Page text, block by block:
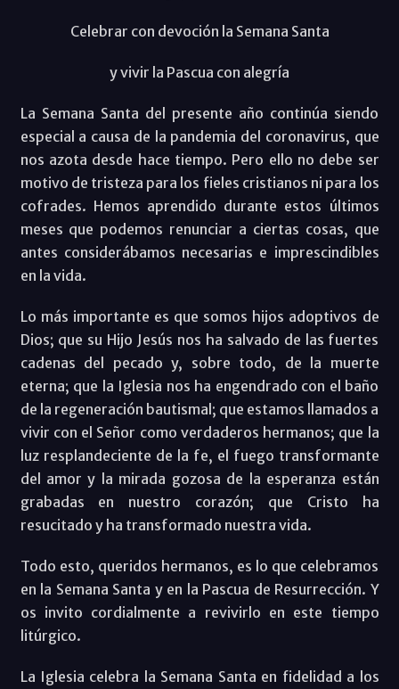
Celebrar con devoción la Semana Santa
y vivir la Pascua con alegría
La Semana Santa del presente año continúa siendo
especial a causa de la pandemia del coronavirus, que
nos azota desde hace tiempo. Pero ello no debe ser
motivo de tristeza para los fieles cristianos ni para los
cofrades. Hemos aprendido durante estos últimos
meses que podemos renunciar a ciertas cosas, que
antes considerábamos necesarias e imprescindibles
en la vida.
Lo más importante es que somos hijos adoptivos de
Dios; que su Hijo Jesús nos ha salvado de las fuertes
cadenas del pecado y, sobre todo, de la muerte
eterna; que la Iglesia nos ha engendrado con el baño
de la regeneración bautismal; que estamos llamados a
vivir con el Señor como verdaderos hermanos; que la
luz resplandeciente de la fe, el fuego transformante
del amor y la mirada gozosa de la esperanza están
grabadas en nuestro corazón; que Cristo ha
resucitado y ha transformado nuestra vida.
Todo esto, queridos hermanos, es lo que celebramos
en la Semana Santa y en la Pascua de Resurrección. Y
os invito cordialmente a revivirlo en este tiempo
litúrgico.
La Iglesia celebra la Semana Santa en fidelidad a los